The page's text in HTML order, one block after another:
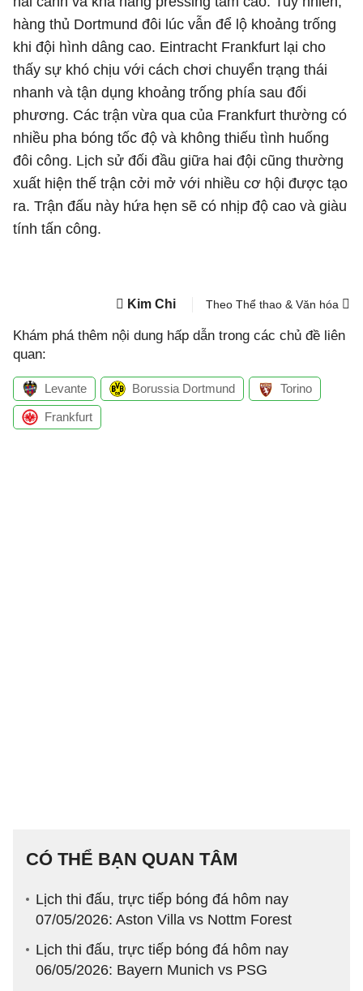
hàng thủ Dortmund đôi lúc vẫn để lộ khoảng trống
khi đội hình dâng cao. Eintracht Frankfurt lại cho
thấy sự khó chịu với cách chơi chuyển trạng thái
nhanh và tận dụng khoảng trống phía sau đối
phương. Các trận vừa qua của Frankfurt thường có
nhiều pha bóng tốc độ và không thiếu tình huống
đôi công. Lịch sử đối đầu giữa hai đội cũng thường
xuất hiện thế trận cởi mở với nhiều cơ hội được tạo
ra. Trận đấu này hứa hẹn sẽ có nhịp độ cao và giàu
tính tấn công.
Kim Chi Theo Thể thao & Văn hóa
Khám phá thêm nội dung hấp dẫn trong các chủ đề liên
quan:
Levante Borussia Dortmund Torino
Frankfurt
CÓ THỂ BẠN QUAN TÂM
Lịch thi đấu, trực tiếp bóng đá hôm nay
07/05/2026: Aston Villa vs Nottm Forest
Lịch thi đấu, trực tiếp bóng đá hôm nay
06/05/2026: Bayern Munich vs PSG